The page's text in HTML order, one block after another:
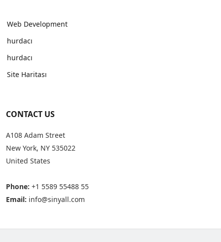
Web Development
hurdacı
hurdacı
Site Haritası
CONTACT US
A108 Adam Street
New York, NY 535022
United States
Phone: +1 5589 55488 55
Email: info@sinyall.com